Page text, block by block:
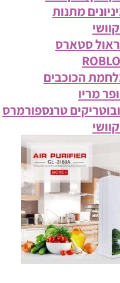
מתנות
סטארס
הכוכבים
מריו
טרנספורמרס